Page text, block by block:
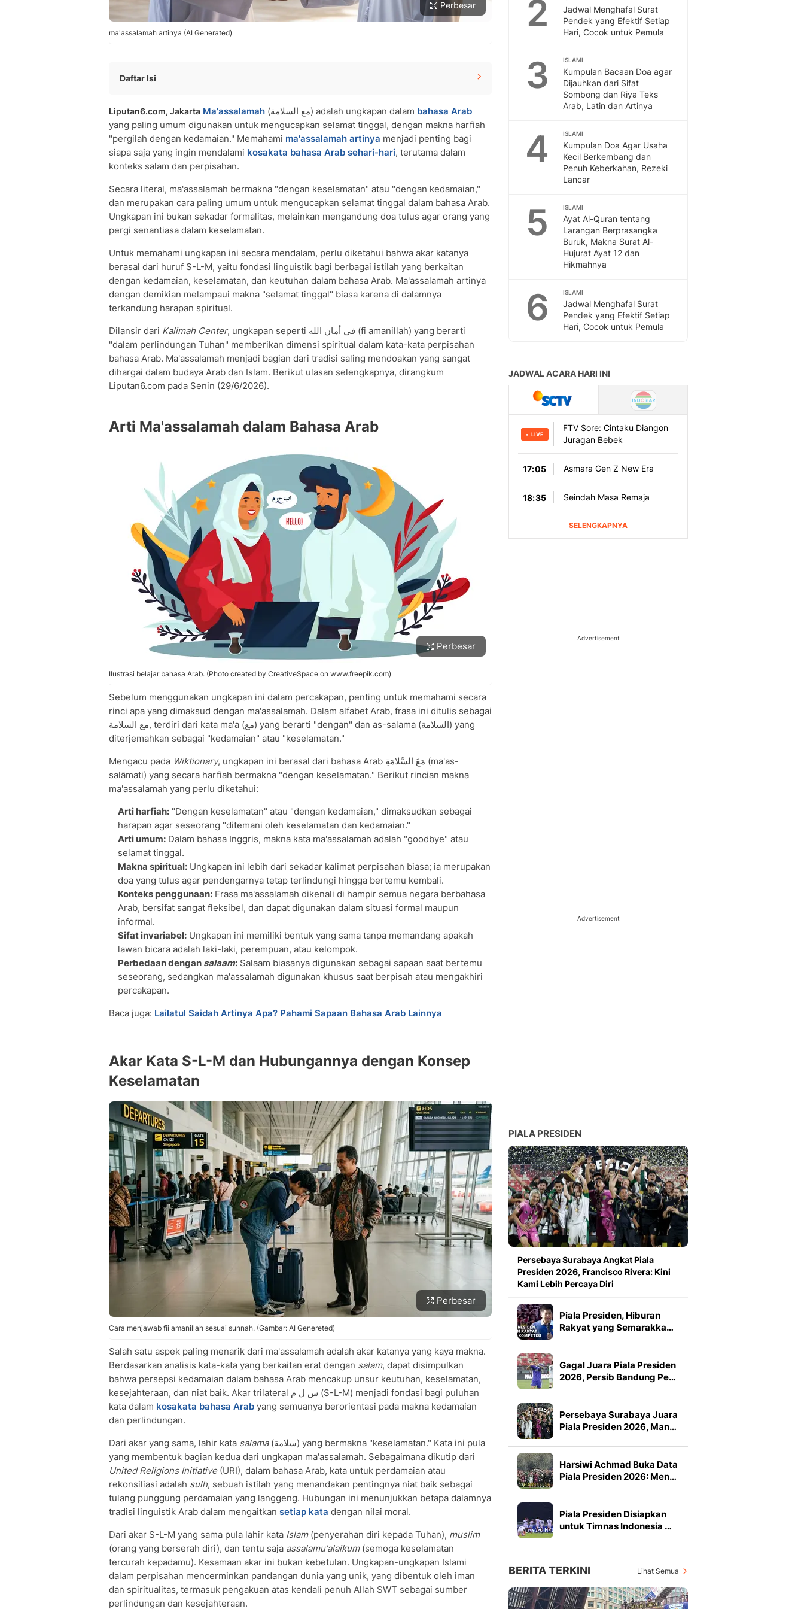
Perbesar
ma'assalamah artinya (AI Generated)
Daftar Isi
Akar Kata S-L-M dan Hubungannya dengan Konsep Keselamatan
Penggunaan Ma'assalamah dalam Kehidupan Sehari-hari
Ma'assalamah sebagai Jawaban Fii Amanillah Sesuai Sunnah
Variasi Ungkapan Perpisahan dalam Bahasa Arab di Berbagai Negara
Pertanyaan dan Jawaban Seputar Arti Ma'assalamah
• Apa arti ma'assalamah dalam bahasa Indonesia?
• Apakah ma'assalamah hanya bisa digunakan oleh umat Islam?
• Bagaimana cara menjawab jika seseorang mengucapkan ma'assalamah?
Liputan6.com, Jakarta Ma'assalamah (مع السلامة) adalah ungkapan dalam bahasa Arab
yang paling umum digunakan untuk mengucapkan selamat tinggal, dengan makna harfiah
"pergilah dengan kedamaian." Memahami ma'assalamah artinya menjadi penting bagi
siapa saja yang ingin mendalami kosakata bahasa Arab sehari-hari, terutama dalam
konteks salam dan perpisahan.
Secara literal, ma'assalamah bermakna "dengan keselamatan" atau "dengan kedamaian,"
dan merupakan cara paling umum untuk mengucapkan selamat tinggal dalam bahasa Arab.
Ungkapan ini bukan sekadar formalitas, melainkan mengandung doa tulus agar orang yang
pergi senantiasa dalam keselamatan.
Untuk memahami ungkapan ini secara mendalam, perlu diketahui bahwa akar katanya
berasal dari huruf S-L-M, yaitu fondasi linguistik bagi berbagai istilah yang berkaitan
dengan kedamaian, keselamatan, dan keutuhan dalam bahasa Arab. Ma'assalamah artinya
dengan demikian melampaui makna "selamat tinggal" biasa karena di dalamnya
terkandung harapan spiritual.
Dilansir dari Kalimah Center, ungkapan seperti في أمان الله (fi amanillah) yang berarti
"dalam perlindungan Tuhan" memberikan dimensi spiritual dalam kata-kata perpisahan
bahasa Arab. Ma'assalamah menjadi bagian dari tradisi saling mendoakan yang sangat
dihargai dalam budaya Arab dan Islam. Berikut ulasan selengkapnya, dirangkum
Liputan6.com pada Senin (29/6/2026).
Arti Ma'assalamah dalam Bahasa Arab
Perbesar
Ilustrasi belajar bahasa Arab. (Photo created by CreativeSpace on www.freepik.com)
Sebelum menggunakan ungkapan ini dalam percakapan, penting untuk memahami secara
rinci apa yang dimaksud dengan ma'assalamah. Dalam alfabet Arab, frasa ini ditulis sebagai
مع السلامة, terdiri dari kata ma'a (مع) yang berarti "dengan" dan as-salama (السلامة) yang
diterjemahkan sebagai "kedamaian" atau "keselamatan."
Mengacu pada Wiktionary, ungkapan ini berasal dari bahasa Arab مَعَ السَّلامَةِ (ma'as-
salāmati) yang secara harfiah bermakna "dengan keselamatan." Berikut rincian makna
ma'assalamah yang perlu diketahui:
Arti harfiah: "Dengan keselamatan" atau "dengan kedamaian," dimaksudkan sebagai
harapan agar seseorang "ditemani oleh keselamatan dan kedamaian."
Arti umum: Dalam bahasa Inggris, makna kata ma'assalamah adalah "goodbye" atau
selamat tinggal.
Makna spiritual: Ungkapan ini lebih dari sekadar kalimat perpisahan biasa; ia merupakan
doa yang tulus agar pendengarnya tetap terlindungi hingga bertemu kembali.
Konteks penggunaan: Frasa ma'assalamah dikenali di hampir semua negara berbahasa
Arab, bersifat sangat fleksibel, dan dapat digunakan dalam situasi formal maupun
informal.
Sifat invariabel: Ungkapan ini memiliki bentuk yang sama tanpa memandang apakah
lawan bicara adalah laki-laki, perempuan, atau kelompok.
Perbedaan dengan salaam: Salaam biasanya digunakan sebagai sapaan saat bertemu
seseorang, sedangkan ma'assalamah digunakan khusus saat berpisah atau mengakhiri
percakapan.
Baca juga: Lailatul Saidah Artinya Apa? Pahami Sapaan Bahasa Arab Lainnya
Akar Kata S-L-M dan Hubungannya dengan Konsep
Keselamatan
Perbesar
Cara menjawab fii amanillah sesuai sunnah. (Gambar: AI Genereted)
Salah satu aspek paling menarik dari ma'assalamah adalah akar katanya yang kaya makna.
Berdasarkan analisis kata-kata yang berkaitan erat dengan salam, dapat disimpulkan
bahwa persepsi kedamaian dalam bahasa Arab mencakup unsur keutuhan, keselamatan,
kesejahteraan, dan niat baik. Akar trilateral س ل م (S-L-M) menjadi fondasi bagi puluhan
kata dalam kosakata bahasa Arab yang semuanya berorientasi pada makna kedamaian
dan perlindungan.
Dari akar yang sama, lahir kata salama(سلامة) yang bermakna "keselamatan." Kata ini pula
yang membentuk bagian kedua dari ungkapan ma'assalamah. Sebagaimana dikutip dari
United Religions Initiative(URI), dalam bahasa Arab, kata untuk perdamaian atau
rekonsiliasi adalah sulh, sebuah istilah yang menandakan pentingnya niat baik sebagai
tulang punggung perdamaian yang langgeng. Hubungan ini menunjukkan betapa dalamnya
tradisi linguistik Arab dalam mengaitkan setiap kata dengan nilai moral.
Dari akar S-L-M yang sama pula lahir kata Islam(penyerahan diri kepada Tuhan), muslim
(orang yang berserah diri), dan tentu saja assalamu'alaikum(semoga keselamatan
tercurah kepadamu). Kesamaan akar ini bukan kebetulan. Ungkapan-ungkapan Islami
dalam perpisahan mencerminkan pandangan dunia yang unik, yang dibentuk oleh iman
dan spiritualitas, termasuk pengakuan atas kendali penuh Allah SWT sebagai sumber
perlindungan dan kesejahteraan.
2
Jadwal Menghafal Surat
Pendek yang Efektif Setiap
Hari, Cocok untuk Pemula
3 ISLAMI
Kumpulan Bacaan Doa agar
Dijauhkan dari Sifat
Sombong dan Riya Teks
Arab, Latin dan Artinya
4 ISLAMI
Kumpulan Doa Agar Usaha
Kecil Berkembang dan
Penuh Keberkahan, Rezeki
Lancar
5 ISLAMI
Ayat Al-Quran tentang
Larangan Berprasangka
Buruk, Makna Surat Al-
Hujurat Ayat 12 dan
Hikmahnya
6 ISLAMI
Jadwal Menghafal Surat
Pendek yang Efektif Setiap
Hari, Cocok untuk Pemula
Advertisement
Advertisement
PIALA PRESIDEN
Persebaya Surabaya Angkat Piala
Presiden 2026, Francisco Rivera: Kini
Kami Lebih Percaya Diri
Piala Presiden, Hiburan
Rakyat yang Semarakka…
Gagal Juara Piala Presiden
2026, Persib Bandung Pe…
Persebaya Surabaya Juara
Piala Presiden 2026, Man…
Harsiwi Achmad Buka Data
Piala Presiden 2026: Men…
Piala Presiden Disiapkan
untuk Timnas Indonesia …
BERITA TERKINI Lihat Semua